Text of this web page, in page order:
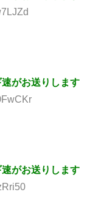
がお送りします
がお送りします